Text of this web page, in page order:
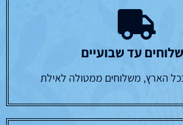
עד שבועיים
הארץ, משלוחים ממטולה לאילת